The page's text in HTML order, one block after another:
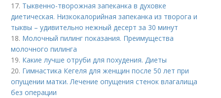
17. Тыквенно-творожная запеканка в духовке
диетическая. Низкокалорийная запеканка из творога и
тыквы – удивительно нежный десерт за 30 минут
18. Молочный пилинг показания. Преимущества
молочного пилинга
19. Какие лучше отруби для похудения. Диеты
20. Гимнастика Кегеля для женщин после 50 лет при
опущении матки. Лечение опущения стенок влагалища
без операции